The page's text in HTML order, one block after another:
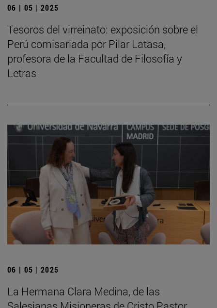
06 | 05 | 2025
Tesoros del virreinato: exposición sobre el
Perú comisariada por Pilar Latasa,
profesora de la Facultad de Filosofía y
Letras
06 | 05 | 2025
La Hermana Clara Medina, de las